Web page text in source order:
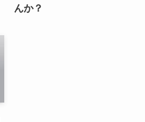
んか？